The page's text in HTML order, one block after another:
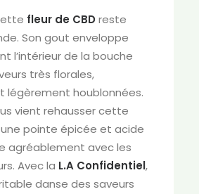
fleur de CBD reste
Son gout enveloppe
l’intérieur de la bouche
très florales,
légèrement houblonnées.
vient rehausser cette
pointe épicée et acide
agréablement avec les
Avec la L.A Confidentiel,
danse des saveurs